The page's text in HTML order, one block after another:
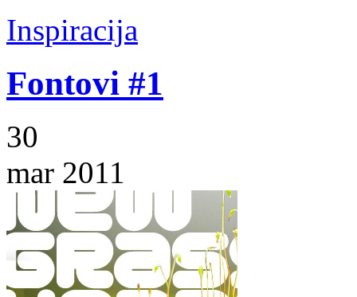
Inspiracija
Fontovi #1
30
mar 2011